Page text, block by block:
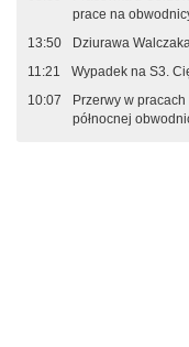
prace na
13:50
Dziurawa
11:21
Wypadek na S3.
10:07
Przerwy w
północnej